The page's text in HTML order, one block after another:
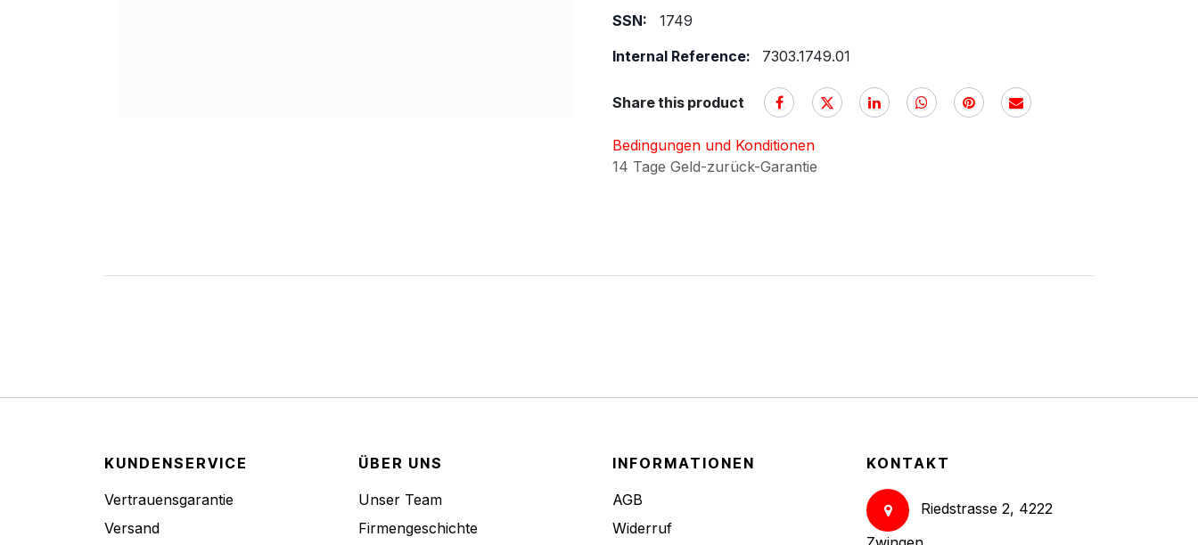
SSN:
1749
Internal Reference:
7303.1749.01
Share this product
Bedingungen und Konditionen
14 Tage Geld-zurück-Garantie
KUNDENSERVICE
Vertrauensgarantie
Versand
ÜBER UNS
Unser Team
Firmengeschichte
INFORMATIONEN
AGB
Widerruf
KONTAKT
Riedstrasse 2, 4222